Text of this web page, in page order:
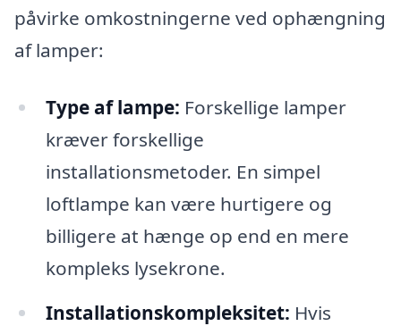
påvirke omkostningerne ved ophængning
af lamper:
Type af lampe: Forskellige lamper
kræver forskellige
installationsmetoder. En simpel
loftlampe kan være hurtigere og
billigere at hænge op end en mere
kompleks lysekrone.
Installationskompleksitet: Hvis